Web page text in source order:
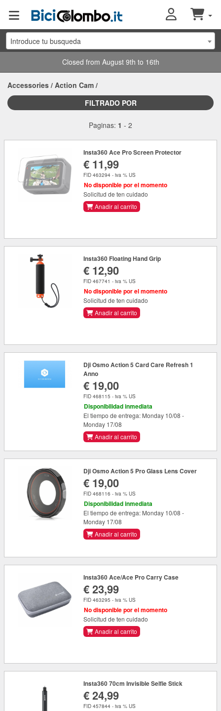
Introduce tu busqueda
Closed from August 9th to 16th
Accessories / Action Cam /
FILTRADO POR
Paginas: 1 - 2
Insta360 Ace Pro Screen Protector
€ 11,99
FID 463294 - iva % US
No disponible por el momento
Solicitud de ten cuidado
Anadir al carrito
Insta360 Floating Hand Grip
€ 12,90
FID 467741 - iva % US
No disponible por el momento
Solicitud de ten cuidado
Anadir al carrito
Dji Osmo Action 5 Card Care Refresh 1
Anno
€ 19,00
FID 468115 - iva % US
Disponibilidad inmediata
El tiempo de entrega: Monday 10/08 -
Monday 17/08
Anadir al carrito
Dji Osmo Action 5 Pro Glass Lens Cover
€ 19,00
FID 468116 - iva % US
Disponibilidad inmediata
El tiempo de entrega: Monday 10/08 -
Monday 17/08
Anadir al carrito
Insta360 Ace/Ace Pro Carry Case
€ 23,99
FID 463295 - iva % US
No disponible por el momento
Solicitud de ten cuidado
Anadir al carrito
Insta360 70cm Invisible Selfie Stick
€ 24,99
FID 457844 - iva % US